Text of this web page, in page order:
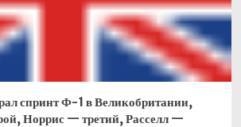
спринт Ф-1 в Великобритании,
Норрис — третий, Расселл —